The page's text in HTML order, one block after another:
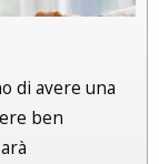
di avere una
ben